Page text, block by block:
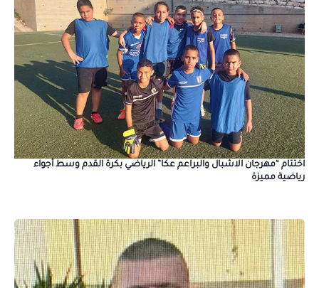
اختتام “مهرجان الاشبال والبراعم عكا” الرياضي بكرة القدم وسط أجواء
رياضية مميزة